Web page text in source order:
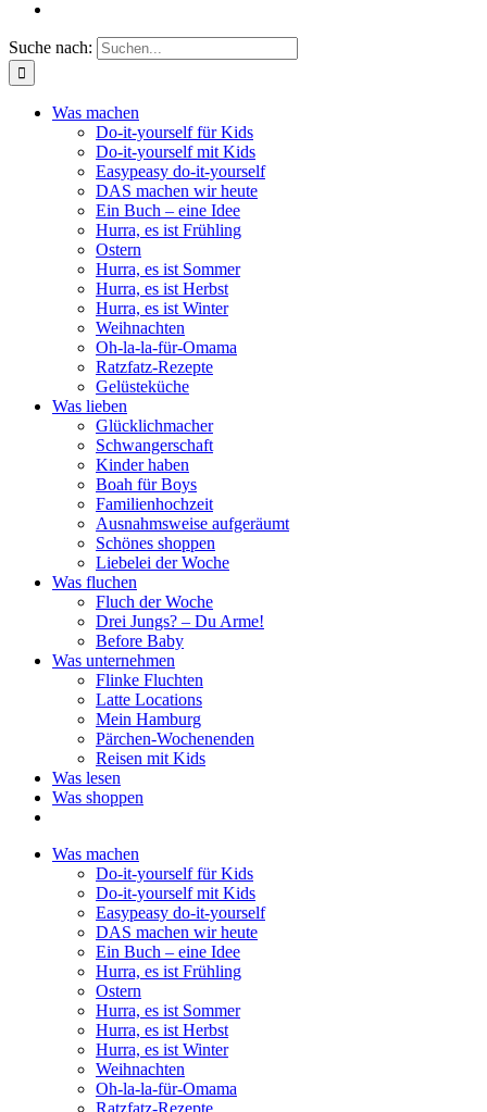
Suche nach:
Was machen
Do-it-yourself für Kids
Do-it-yourself mit Kids
Easypeasy do-it-yourself
DAS machen wir heute
Ein Buch – eine Idee
Hurra, es ist Frühling
Ostern
Hurra, es ist Sommer
Hurra, es ist Herbst
Hurra, es ist Winter
Weihnachten
Oh-la-la-für-Omama
Ratzfatz-Rezepte
Gelüsteküche
Was lieben
Glücklichmacher
Schwangerschaft
Kinder haben
Boah für Boys
Familienhochzeit
Ausnahmsweise aufgeräumt
Schönes shoppen
Liebelei der Woche
Was fluchen
Fluch der Woche
Drei Jungs? – Du Arme!
Before Baby
Was unternehmen
Flinke Fluchten
Latte Locations
Mein Hamburg
Pärchen-Wochenenden
Reisen mit Kids
Was lesen
Was shoppen
Was machen
Do-it-yourself für Kids
Do-it-yourself mit Kids
Easypeasy do-it-yourself
DAS machen wir heute
Ein Buch – eine Idee
Hurra, es ist Frühling
Ostern
Hurra, es ist Sommer
Hurra, es ist Herbst
Hurra, es ist Winter
Weihnachten
Oh-la-la-für-Omama
Ratzfatz-Rezepte